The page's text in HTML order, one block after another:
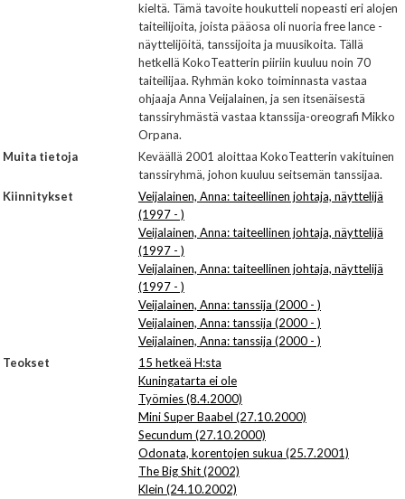
kieltä. Tämä tavoite houkutteli nopeasti eri alojen
taiteilijoita, joista pääosa oli nuoria free lance -
näyttelijöitä, tanssijoita ja muusikoita. Tällä
hetkellä KokoTeatterin piiriin kuuluu noin 70
taiteilijaa. Ryhmän koko toiminnasta vastaa
ohjaaja Anna Veijalainen, ja sen itsenäisestä
tanssiryhmästä vastaa ktanssija-oreografi Mikko
Orpana.
Muita tietoja
Keväällä 2001 aloittaa KokoTeatterin vakituinen
tanssiryhmä, johon kuuluu seitsemän tanssijaa.
Kiinnitykset
Veijalainen, Anna: taiteellinen johtaja, näyttelijä
(1997 - )
Veijalainen, Anna: taiteellinen johtaja, näyttelijä
(1997 - )
Veijalainen, Anna: taiteellinen johtaja, näyttelijä
(1997 - )
Veijalainen, Anna: tanssija (2000 - )
Veijalainen, Anna: tanssija (2000 - )
Veijalainen, Anna: tanssija (2000 - )
Teokset
15 hetkeä H:sta
Kuningatarta ei ole
Työmies (8.4.2000)
Mini Super Baabel (27.10.2000)
Secundum (27.10.2000)
Odonata, korentojen sukua (25.7.2001)
The Big Shit (2002)
Klein (24.10.2002)